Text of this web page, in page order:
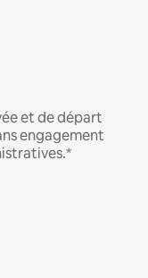
et de départ
engagement